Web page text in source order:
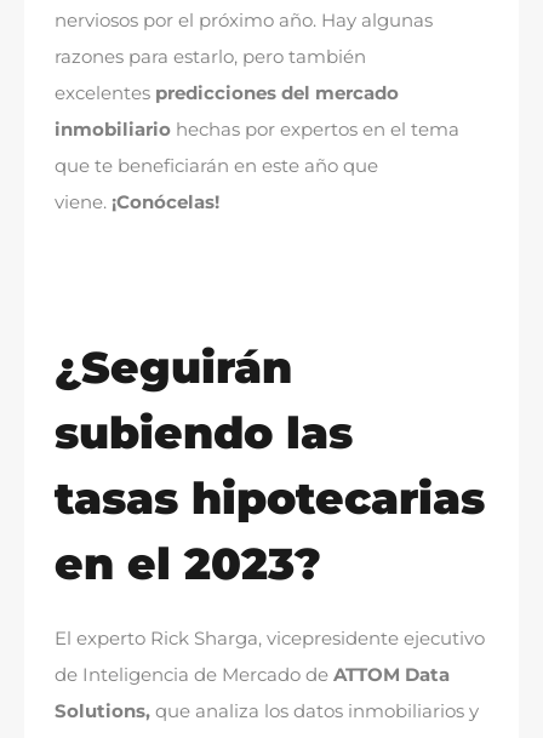
nerviosos por el próximo año. Hay algunas
razones para estarlo, pero también
excelentes predicciones del mercado
inmobiliario hechas por expertos en el tema
que te beneficiarán en este año que
viene. ¡Conócelas!
¿Seguirán
subiendo las
tasas hipotecarias
en el 2023?
El experto Rick Sharga, vicepresidente ejecutivo
de Inteligencia de Mercado de ATTOM Data
Solutions, que analiza los datos inmobiliarios y